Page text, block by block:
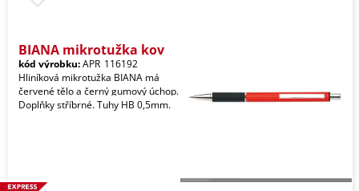
BIANA mikrotužka kov
kód výrobku:APR_116192
Hliníková mikrotužka BIANA má
červené tělo a černý gumový úchop.
Doplňky stříbrné. Tuhy HB 0,5mm.